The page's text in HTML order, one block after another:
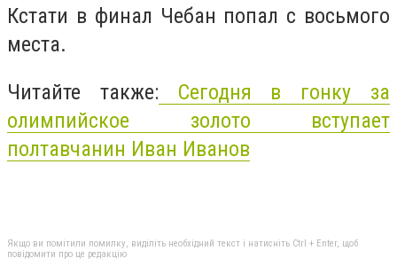
Кстати в финал Чебан попал с восьмого
места.
Читайте также: Сегодня в гонку за
олимпийское золото вступает
полтавчанин Иван Иванов
Якщо ви помітили помилку, виділіть необхідний текст і натисніть Ctrl + Enter, щоб
повідомити про це редакцію